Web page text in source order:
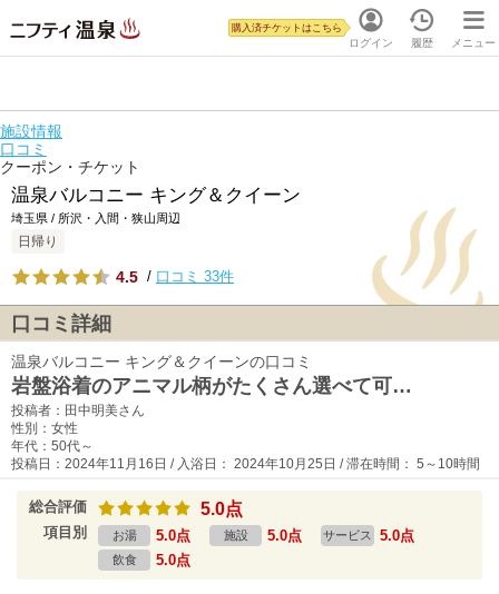
ログイン
購入済チケットはこちら
履歴 メニュー
施設情報
口コミ
クーポン・チケット
温泉バルコニー キング＆クイーン
埼玉県 / 所沢・入間・狭山周辺
日帰り
4.5 / 口コミ 33件
口コミ詳細
温泉バルコニー キング＆クイーンの口コミ
岩盤浴着のアニマル柄がたくさん選べて可…
投稿者：田中明美さん
性別：女性
年代：50代～
投稿日：2024年11月16日 / 入浴日： 2024年10月25日 / 滞在時間： 5～10時間
総合評価 5.0点
項目別 お湯 5.0点 施設 5.0点 サービス 5.0点
飲食 5.0点